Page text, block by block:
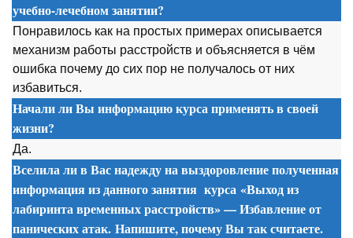
учебно-лечебном занятии?
Понравилось как на простых примерах описывается
механизм работы расстройств и объясняется в чём
ошибка почему до сих пор не получалось от них
избавиться.
Начали ли Вы информацию курса применять в своей
жизни?
Да.
Вселила ли в Вас надежду на выздоровление полученная
информация из данного занятия курса «Выход из
лабиринта временных расстройств» — Избавление от
панических атак. Напишите, почему Вы так считаете.